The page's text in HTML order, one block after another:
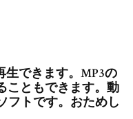
生できます。MP3の
こともできます。動
フトです。おためし